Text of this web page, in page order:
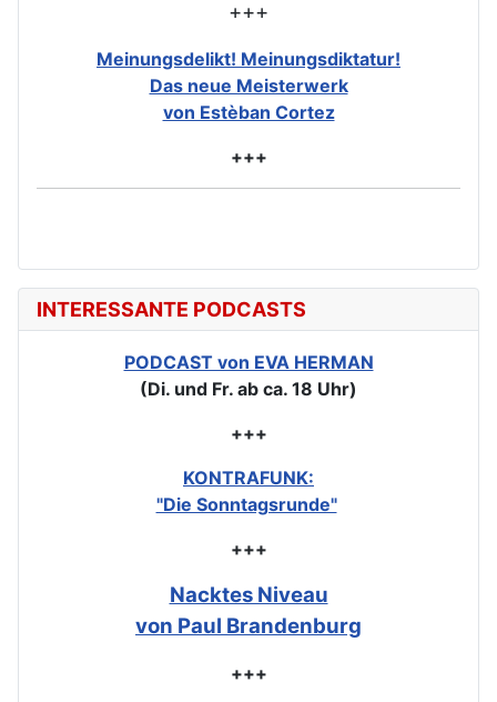
+++
Meinungsdelikt! Meinungsdiktatur!
Das neue Meisterwerk
von Estèban Cortez
+++
INTERESSANTE PODCASTS
PODCAST von EVA HERMAN
(Di. und Fr. ab ca. 18 Uhr)
+++
KONTRAFUNK:
"Die Sonntagsrunde"
+++
Nacktes Niveau
von Paul Brandenburg
+++